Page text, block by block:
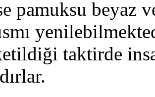
pamuksu beyaz
taktirde